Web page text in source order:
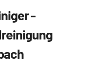
und
von
physikalische
Entsorgung
und Vollservice
&
und Entkiesen von
von
per
/ Sanitär
Zentrum
GRUPPE
& Umwelt
-